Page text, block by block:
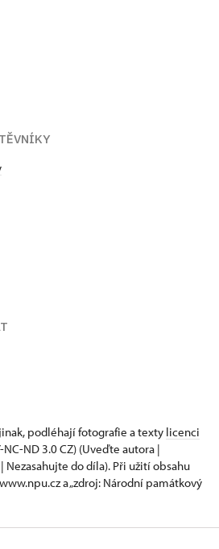
podléhají fotografie a texty licenci
NC-ND 3.0 CZ) (Uveďte autora |
do díla). Při užití obsahu
a „zdroj: Národní památkový